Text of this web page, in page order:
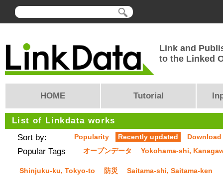
Link and
to the Linked
HOME Tutorial
List of Linkdata works
Sort by:
Popularity Recently updated
Popular Tags オープンデータ Yokohama-shi,
Shinjuku-ku, Tokyo-to 防災 Saitama-shi, Saitama-ken